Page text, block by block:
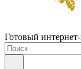
Готовый